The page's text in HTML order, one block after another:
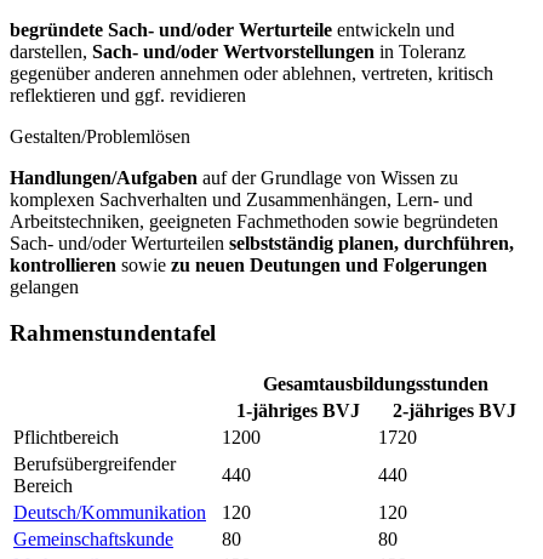
begründete Sach- und/oder Werturteile entwickeln und
darstellen, Sach- und/oder Wertvorstellungen in Toleranz
gegenüber anderen annehmen oder ablehnen, vertreten, kritisch
reflektieren und ggf. revidieren
Gestalten/Problemlösen
Handlungen/Aufgaben auf der Grundlage von Wissen zu
komplexen Sachverhalten und Zusammenhängen, Lern- und
Arbeitstechniken, geeigneten Fachmethoden sowie begründeten
Sach- und/oder Werturteilen selbstständig planen, durchführen,
kontrollieren sowie zu neuen Deutungen und Folgerungen
gelangen
Rahmenstundentafel
Gesamtausbildungsstunden
1-jähriges BVJ
2-jähriges BVJ
Pflichtbereich
1200
1720
Berufsübergreifender
Bereich
440
440
Deutsch/Kommunikation
120
120
Gemeinschaftskunde
80
80